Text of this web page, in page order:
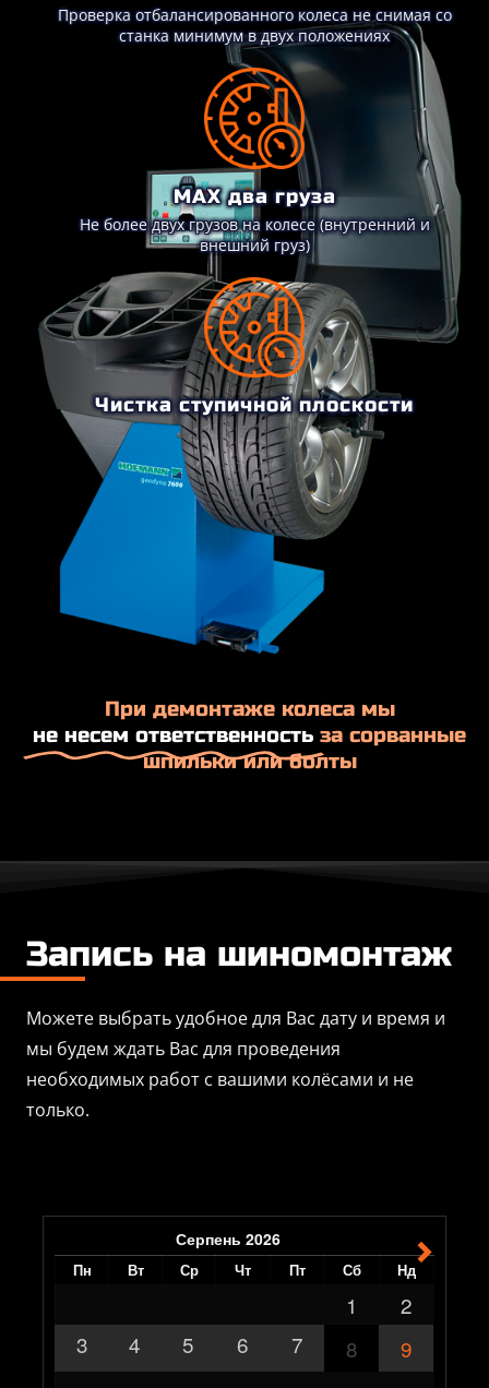
Проверка отбалансированного колеса не снимая со
станка минимум в двух положениях
MAX два груза
Не более двух грузов на колесе (внутренний и
внешний груз)
Чистка ступичной плоскости
При демонтаже колеса мы
не несем ответственность за сорванные
шпильки или болты
Запись на шиномонтаж
Можете выбрать удобное для Вас дату и время и
мы будем ждать Вас для проведения
необходимых работ с вашими колёсами и не
только.
Серпень 2026
Пн Вт Ср Чт Пт Сб Нд
1
2
3
4 5 6 7 8
9